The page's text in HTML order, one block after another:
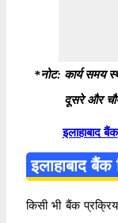
*नोट: कार्य समय
दूसरे और
इलाहाबाद बैंक
इलाहाबाद
किसी भी बैंक